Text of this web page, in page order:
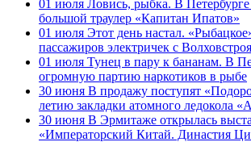
01 июля Ловись, рыбка. В
большой траулер «Капитан Ипатов»
01 июля Этот день настал.
пассажиров электричек с Волховстроя
01 июля Тунец в пару к бананам. В
огромную партию наркотиков в рыбе
30 июня В продажу поступят
летию закладки атомного ледокола
30 июня В Эрмитаже открылась
«Императорский Китай. Династия